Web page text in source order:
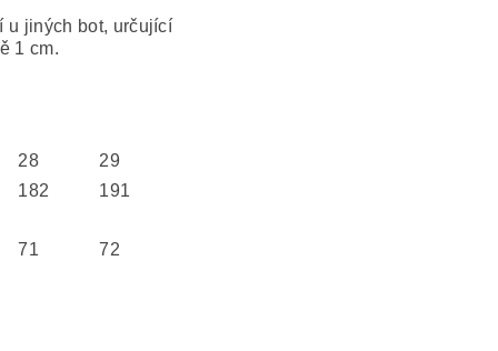
u jiných bot, určující
1 cm.
28
29
182
191
71
72